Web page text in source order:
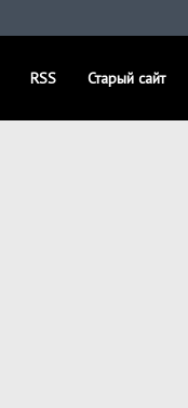
RSS Старый сайт